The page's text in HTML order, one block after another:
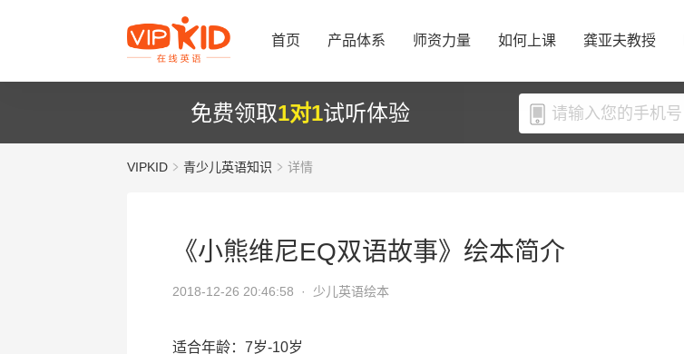
首页 产品体系 师资力量 如何上课 龚亚夫教授
免费领取1对1试听体验
VIPKID 青少儿英语知识 详情
《小熊维尼EQ双语故事》绘本简介
2018-12-26 20:46:58 · 少儿英语绘本
适合年龄：7岁-10岁